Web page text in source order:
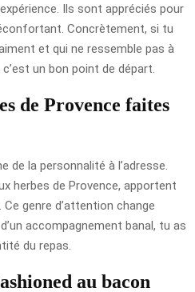
Ils sont appréciés pour
Concrètement, si tu
et qui ne ressemble pas à
un bon point de départ.
de Provence faites
de la personnalité à l’adresse.
herbes de Provence, apportent
genre d’attention change
accompagnement banal, tu as
du repas.
au bacon